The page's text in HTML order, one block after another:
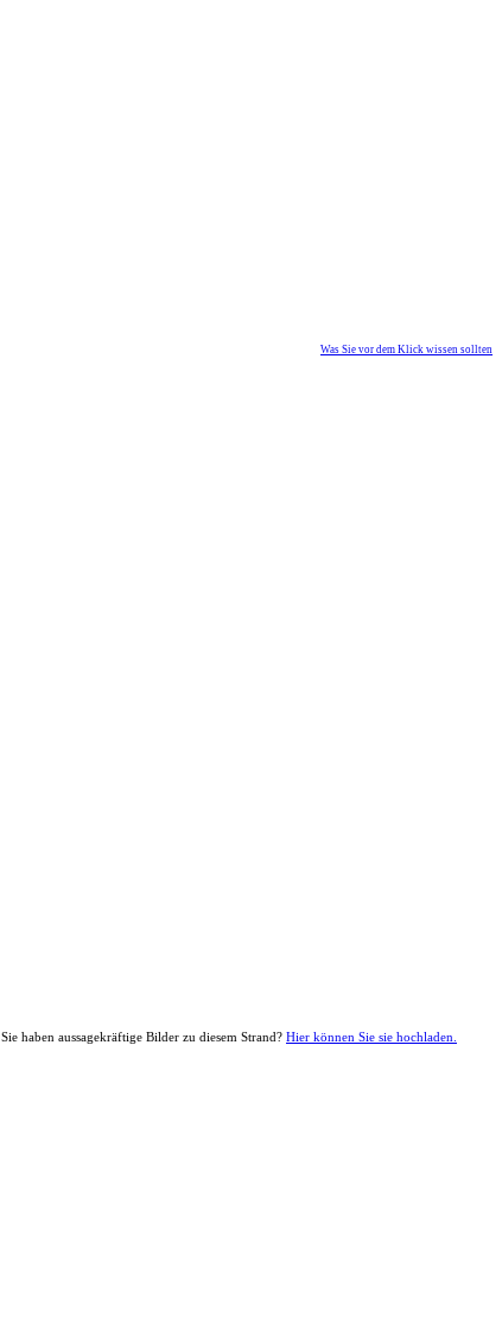
Was Sie vor dem Klick wissen sollten
Sie haben aussagekräftige Bilder zu diesem Strand? Hier können Sie sie hochladen.